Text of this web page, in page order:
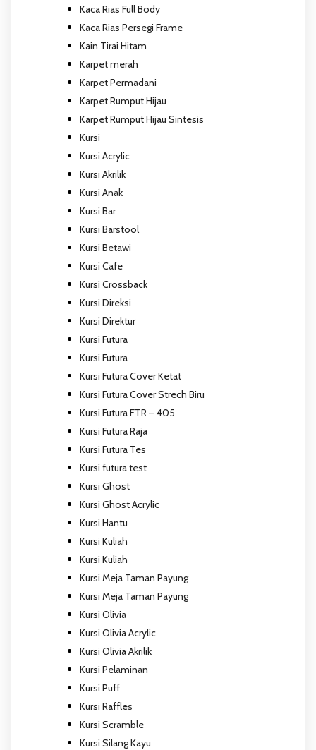
Kaca Rias Full Body
Kaca Rias Persegi Frame
Kain Tirai Hitam
Karpet merah
Karpet Permadani
Karpet Rumput Hijau
Karpet Rumput Hijau Sintesis
Kursi
Kursi Acrylic
Kursi Akrilik
Kursi Anak
Kursi Bar
Kursi Barstool
Kursi Betawi
Kursi Cafe
Kursi Crossback
Kursi Direksi
Kursi Direktur
Kursi Futura
Kursi Futura
Kursi Futura Cover Ketat
Kursi Futura Cover Strech Biru
Kursi Futura FTR – 405
Kursi Futura Raja
Kursi Futura Tes
Kursi futura test
Kursi Ghost
Kursi Ghost Acrylic
Kursi Hantu
Kursi Kuliah
Kursi Kuliah
Kursi Meja Taman Payung
Kursi Meja Taman Payung
Kursi Olivia
Kursi Olivia Acrylic
Kursi Olivia Akrilik
Kursi Pelaminan
Kursi Puff
Kursi Raffles
Kursi Scramble
Kursi Silang Kayu